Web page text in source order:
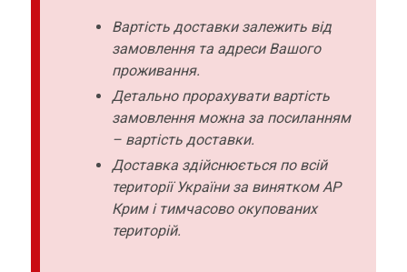
Вартість доставки залежить від
замовлення та адреси Вашого
проживання.
Детально прорахувати вартість
замовлення можна за посиланням
– вартість доставки.
Доставка здійснюється по всій
території України за винятком АР
Крим і тимчасово окупованих
територій.